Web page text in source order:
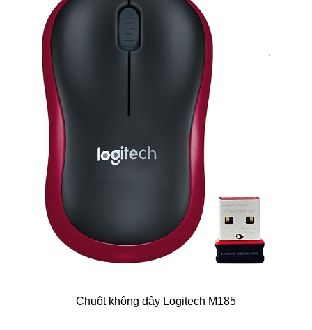
Chuột không dây Logitech M185